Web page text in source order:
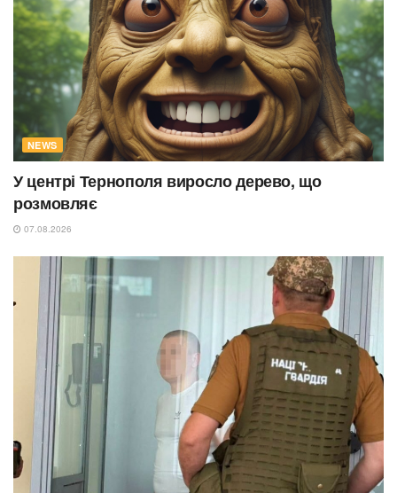
NEWS
У центрі Тернополя виросло дерево, що
розмовляє
07.08.2026